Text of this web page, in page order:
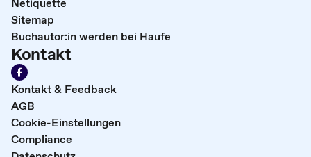
Sitemap
Buchautor:in werden bei Haufe
Kontakt
Kontakt & Feedback
AGB
Cookie-Einstellungen
Compliance